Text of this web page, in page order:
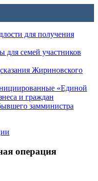
для получения
для семей участников
Жириновского
«Единой
и граждан
замминистра
операция